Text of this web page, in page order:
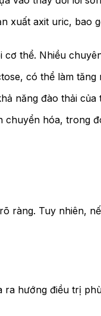
xuất axit uric,
thể. Nhiều
có thể làm
năng đào thải
hóa, trong
Tuy nhiên,
hướng điều trị